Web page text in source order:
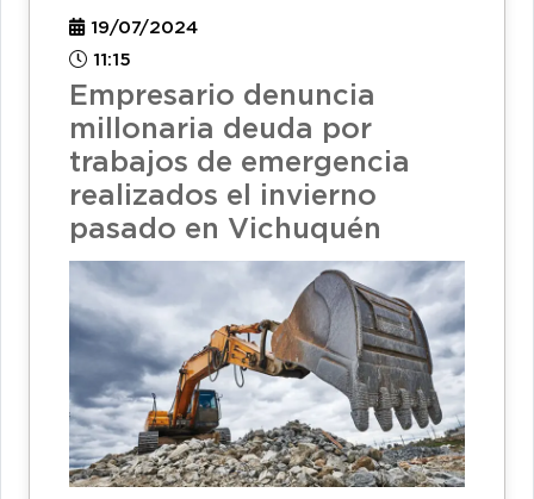
19/07/2024
11:15
Empresario denuncia
millonaria deuda por
trabajos de emergencia
realizados el invierno
pasado en Vichuquén